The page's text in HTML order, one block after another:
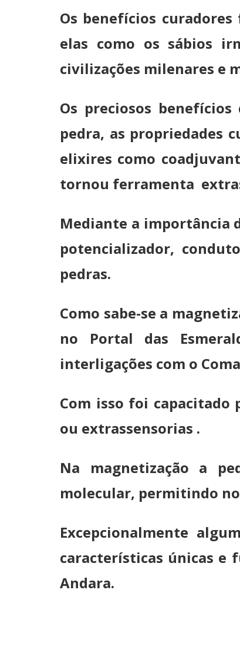
Os benefícios
elas como os sábios
civilizações milenares e
Os preciosos
pedra, as propriedades
elixires como
tornou ferramenta
Mediante a importância
potencializador,
pedras.
Como sabe-se a
no Portal das
interligações com o
Com isso foi
ou extrassensorias .
Na magnetização a
molecular, permitindo
Excepcionalmente
características únicas e
Andara.